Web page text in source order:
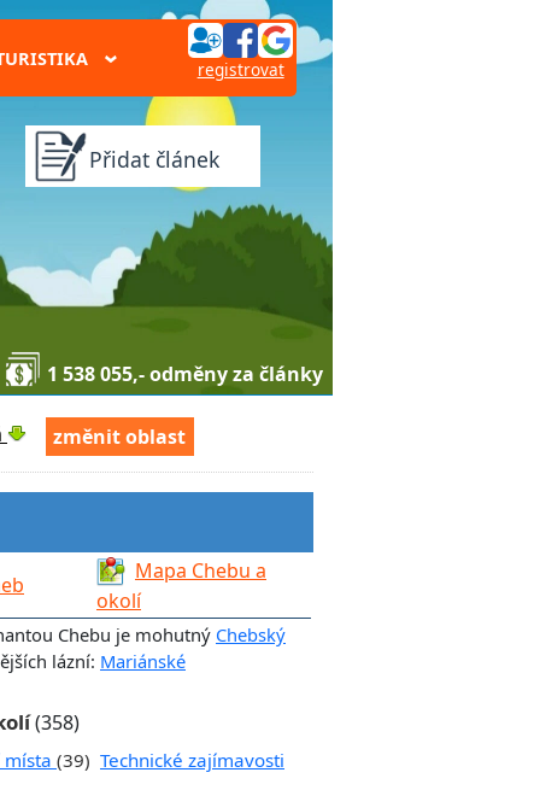
› registrovat
Přidat článek
1 538 055,- odměny za články
změnit oblast
Mapa Chebu a
okolí
Chebu je mohutný Chebský
lázní: Mariánské
(358)
místa (39) Technické zajímavosti